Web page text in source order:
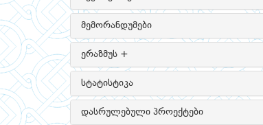
მემორანდუმები
ერაზმუს +
სტატისტიკა
დასრულებული პროექტები